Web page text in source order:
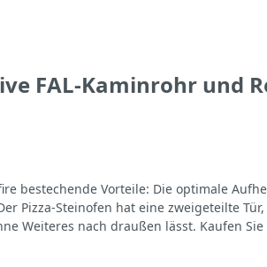
FAL-Kaminrohr und
bestechende Vorteile: Die optimale
Pizza-Steinofen hat eine zweigeteilte
Weiteres nach draußen lässt. Kaufen